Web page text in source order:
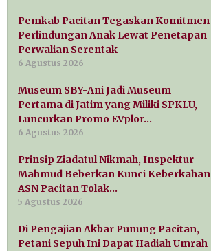
Pemkab Pacitan Tegaskan Komitmen
Perlindungan Anak Lewat Penetapan
Perwalian Serentak
6 Agustus 2026
Museum SBY-Ani Jadi Museum
Pertama di Jatim yang Miliki SPKLU,
Luncurkan Promo EVplor…
6 Agustus 2026
Prinsip Ziadatul Nikmah, Inspektur
Mahmud Beberkan Kunci Keberkahan
ASN Pacitan Tolak…
5 Agustus 2026
Di Pengajian Akbar Punung Pacitan,
Petani Sepuh Ini Dapat Hadiah Umrah